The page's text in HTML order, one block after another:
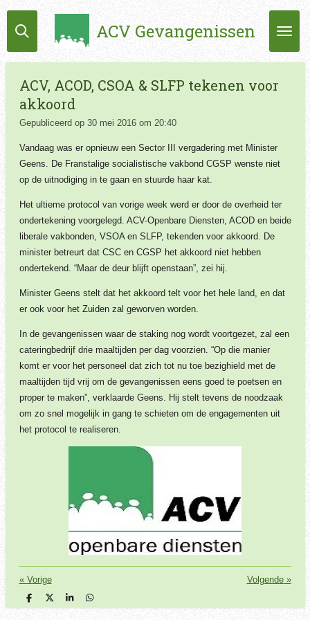
Ga
direct
de
hoofdinhoud
ACV Gevangenissen
ACV, ACOD, CSOA & SLFP tekenen voor
akkoord
Gepubliceerd op 30 mei 2016 om 20:40
Vandaag was er opnieuw een Sector III vergadering met Minister
Geens. De Franstalige socialistische vakbond CGSP wenste niet
op de uitnodiging in te gaan en stuurde haar kat.
Het ultieme protocol van vorige week werd er door de overheid ter
ondertekening voorgelegd. ACV-Openbare Diensten, ACOD en beide
liberale vakbonden, VSOA en SLFP, tekenden voor akkoord. De
minister betreurt dat CSC en CGSP het akkoord niet hebben
ondertekend. “Maar de deur blijft openstaan”, zei hij.
Minister Geens stelt dat het akkoord telt voor het hele land, en dat
er ook voor het Zuiden zal geworven worden.
In de gevangenissen waar de staking nog wordt voortgezet, zal een
cateringbedrijf drie maaltijden per dag voorzien. “Op die manier
komt er voor het personeel dat zich tot nu toe bezighield met de
maaltijden tijd vrij om de gevangenissen eens goed te poetsen en
proper te maken”, verklaarde Geens. Hij stelt tevens de noodzaak
om zo snel mogelijk in gang te schieten om de engagementen uit
het protocol te realiseren.
« Vorige Volgende»
D
e
D
e
S
h
D
e